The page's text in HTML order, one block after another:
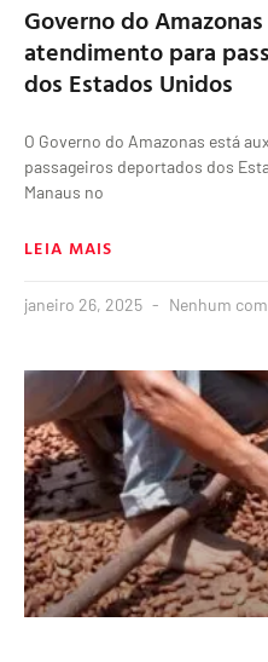
Governo do
atendimento para
dos Estados Unidos
O Governo do Amazonas está
passageiros deportados dos
Manaus no
LEIA MAIS
janeiro 26, 2025 Nenhum